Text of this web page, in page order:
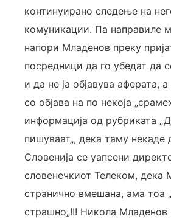
континуирано следење на
комуникации. Па направиле
напори Младенов преку
посредници да го убедат да
и да не ја објавува аферата,
со објава на по некоја
информација од рубриката
пишуваат„, дека таму некаде
Словенија се уапсени
словенечкиот Телеком, дека
странично вмешана, ама тоа
страшно„!!! Никола Младенов